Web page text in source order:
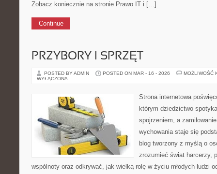
Zobacz koniecznie na stronie Prawo IT i […]
Continue
PRZYBORY I SPRZĘT
POSTED BY ADMIN POSTED ON MAR - 16 - 2026
MOŻLIWOŚĆ
WYŁĄCZONA
Strona internetowa
którym dziedzictwo
spojrzeniem, a
wychowania staje się
blog tworzony z myślą o
zrozumieć świat harcerzy,
wspólnoty oraz odkrywać, jak wielką rolę w życiu młodych ludzi